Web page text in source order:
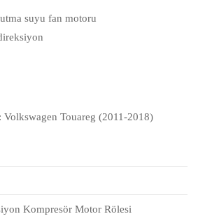
suyu fan motoru
Kompresör Motor Rölesi